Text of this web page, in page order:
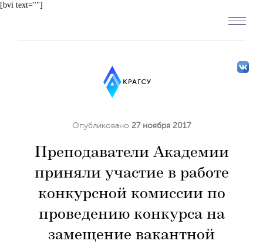
[bvi text=""]
Опубликовано 27 ноября 2017
Преподаватели Академии
приняли участие в работе
конкурсной комиссии по
проведению конкурса на
замещение вакантной